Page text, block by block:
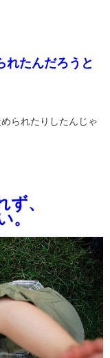
れたんだろうと
られたりしたんじゃ
ず、
。